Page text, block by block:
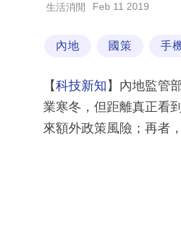
生活消閒 Feb 11 2019
內地 國策 手
【科技新知 】內地監管
業寒冬，但距離真正看
來額外政策風險；再者